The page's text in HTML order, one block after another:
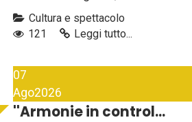
Cultura e spettacolo
121
Leggi tutto...
07
Ago2026
''Armonie in control...